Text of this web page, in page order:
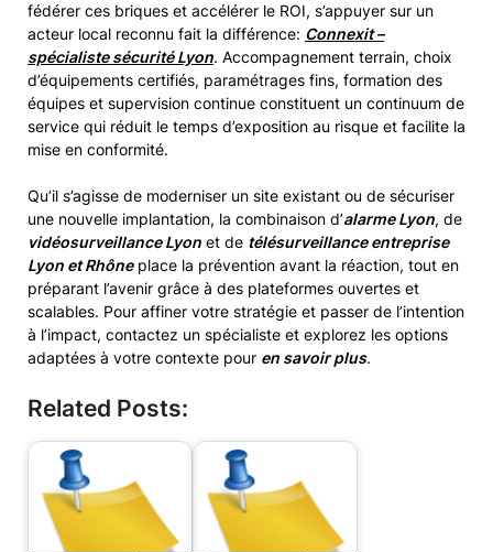
fédérer ces briques et accélérer le ROI, s’appuyer sur un
acteur local reconnu fait la différence: Connexit –
spécialiste sécurité Lyon. Accompagnement terrain, choix
d’équipements certifiés, paramétrages fins, formation des
équipes et supervision continue constituent un continuum de
service qui réduit le temps d’exposition au risque et facilite la
mise en conformité.
Qu’il s’agisse de moderniser un site existant ou de sécuriser
une nouvelle implantation, la combinaison d’alarme Lyon, de
vidéosurveillance Lyon et de télésurveillance entreprise
Lyon et Rhôneplace la prévention avant la réaction, tout en
préparant l’avenir grâce à des plateformes ouvertes et
scalables. Pour affiner votre stratégie et passer de l’intention
à l’impact, contactez un spécialiste et explorez les options
adaptées à votre contexte pour en savoir plus.
Related Posts: